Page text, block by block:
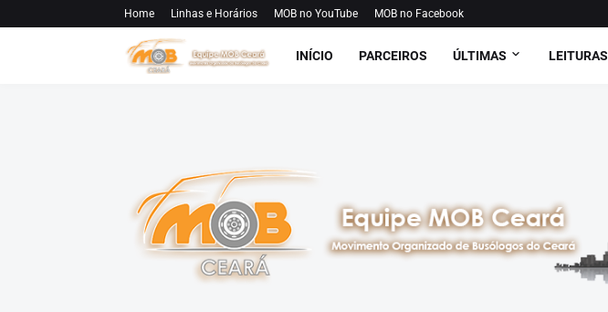
Home Linhas e Horários MOB no YouTube MOB no Facebook
INÍCIO PARCEIROS ÚLTIMAS LEITURAS